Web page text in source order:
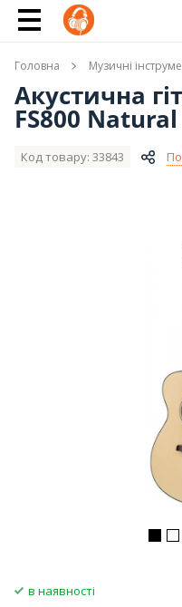
Ім'я
Головна Музичні
Акустична
FS800 Natural
Код товару: 33843
в наявності